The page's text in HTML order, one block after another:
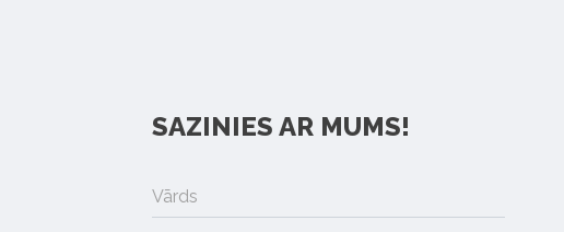
SAZINIES AR MUMS!
Vārds